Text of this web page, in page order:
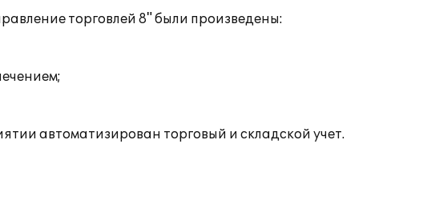
торговлей 8" были произведены:
автоматизирован торговый и складской учет.